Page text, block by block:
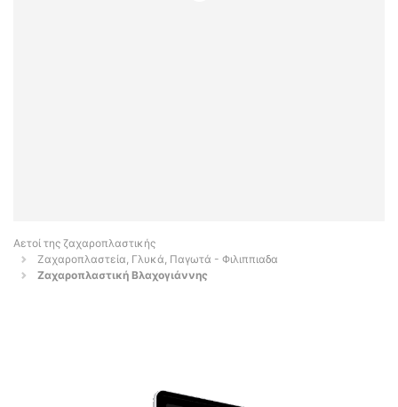
Αετοί της ζαχαροπλαστικής
Ζαχαροπλαστεία, Γλυκά, Παγωτά - Φιλιππιαδα
Ζαχαροπλαστική Βλαχογιάννης